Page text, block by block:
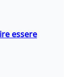
essere